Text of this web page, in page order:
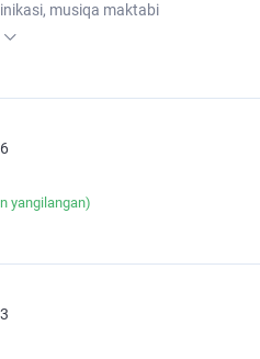
musiqa maktabi
yangilangan)